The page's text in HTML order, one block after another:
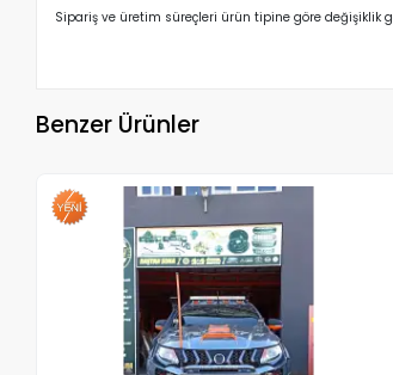
Sipariş ve üretim süreçleri ürün tipine göre değişiklik
Benzer Ürünler